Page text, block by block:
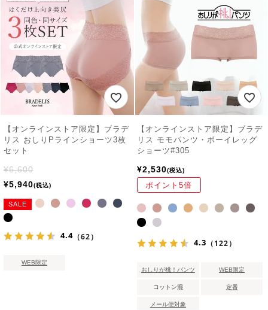
【オンラインストア限定】ブラデ
リス おしりPラインショーツ3枚
セット
¥6,600
¥5,940 税込
SALE
4.4（62）
WEB限定
【オンラインストア限定】ブラデ
リス モモパンツ・ボーイレッグ
ショーツ#305
¥2,530 税込
ポイント5倍
4.3 （122）
おしりが桃！パンツ WEB限定
コットン混 定番
メール便対象